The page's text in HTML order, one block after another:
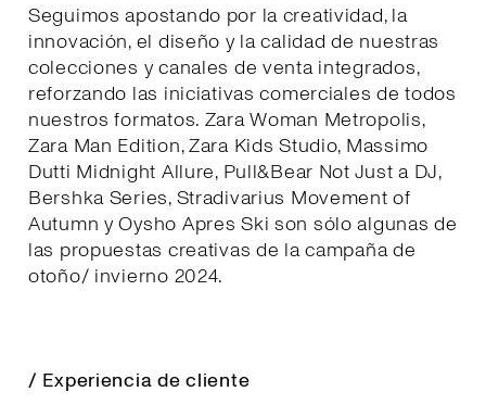
Seguimos apostando por la creatividad, la
innovación, el diseño y la calidad de nuestras
colecciones y canales de venta integrados,
reforzando las iniciativas comerciales de todos
nuestros formatos. Zara Woman Metropolis,
Zara Man Edition, Zara Kids Studio, Massimo
Dutti Midnight Allure, Pull&Bear Not Just a DJ,
Bershka Series, Stradivarius Movement of
Autumn y Oysho Apres Ski son sólo algunas de
las propuestas creativas de la campaña de
otoño/ invierno 2024.
/ Experiencia de cliente